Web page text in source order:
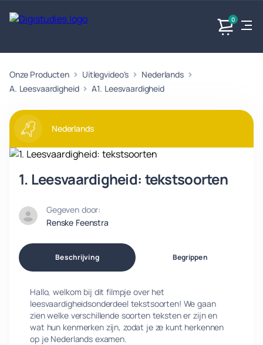
0
Exacte
vakken
Geen
vakken.
Taalvakken
Geen
vakken.
Maatschappijvakken
Geen vakken.
Onze Producten Uitlegvideo's
Nederlands
A. Leesvaardigheid
A1. Leesvaardigheid
Nederlands
1. Leesvaardigheid: tekstsoorten
Gegeven door:
Renske Feenstra
Beschrijving Begrippen
Hallo, welkom bij dit filmpje over het
leesvaardigheidsonderdeel tekstsoorten! We gaan
zien welke verschillende soorten teksten er zijn en
wat hun kenmerken zijn, zodat je ze kunt herkennen
op je Nederlands examen.